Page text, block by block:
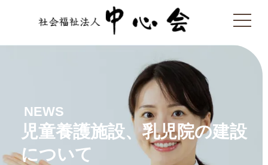
NEWS
児童養護施設、乳児院の建設
について